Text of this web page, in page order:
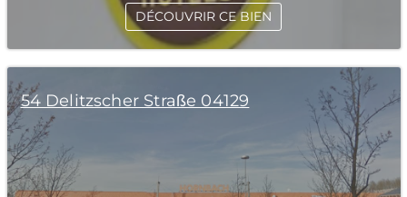
DÉCOUVRIR CE BIEN
54 Delitzscher Straße 04129